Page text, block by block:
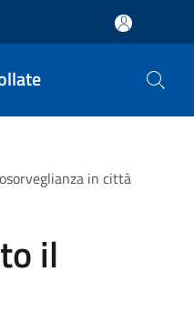
in città
il